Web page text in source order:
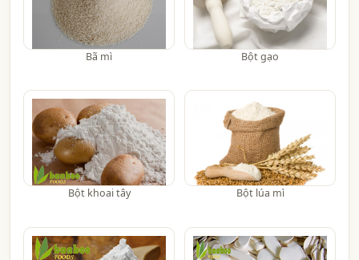
Bã mì Bột gạo
Bột khoai tây Bột lúa mì